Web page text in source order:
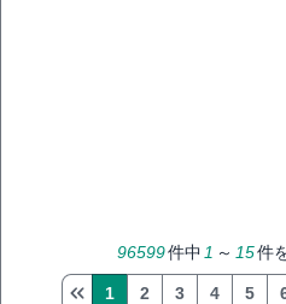
96599件中 1 ～ 15件
1 2 3 4 5